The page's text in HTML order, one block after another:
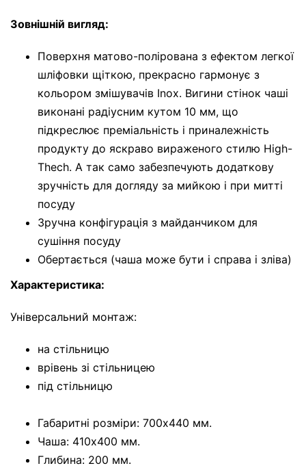
Зовнішній вигляд:
Поверхня матово-полірована з ефектом легкої
шліфовки щіткою, прекрасно гармонує з
кольором змішувачів Inox. Вигини стінок чаші
виконані радіусним кутом 10 мм, що
підкреслює преміальність і приналежність
продукту до яскраво вираженого стилю High-
Thech. А так само забезпечують додаткову
зручність для догляду за мийкою і при митті
посуду
Зручна конфігурація з майданчиком для
сушіння посуду
Обертається (чаша може бути і справа і зліва)
Характеристика:
Універсальний монтаж:
на стільницю
врівень зі стільницею
під стільницю
Габаритні розміри: 700x440 мм.
Чаша: 410x400 мм.
Глибина: 200 мм.